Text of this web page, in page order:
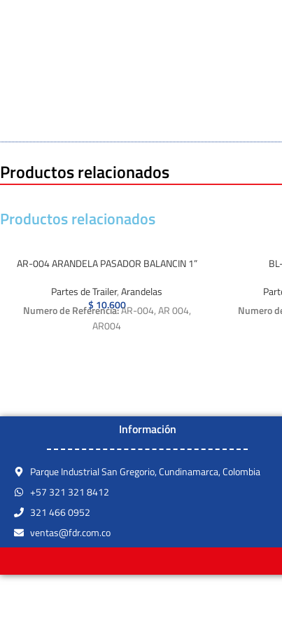
Productos relacionados
Productos relacionados
AR-004 ARANDELA PASADOR BALANCIN 1”
Partes de Trailer,Arandelas
$ 10.600
Numero de Referencia:AR-004, AR 004,
AR004
Numero
Información
Parque Industrial San Gregorio, Cundinamarca, Colombia
+57 321 321 8412
321 466 0952
ventas@fdr.com.co